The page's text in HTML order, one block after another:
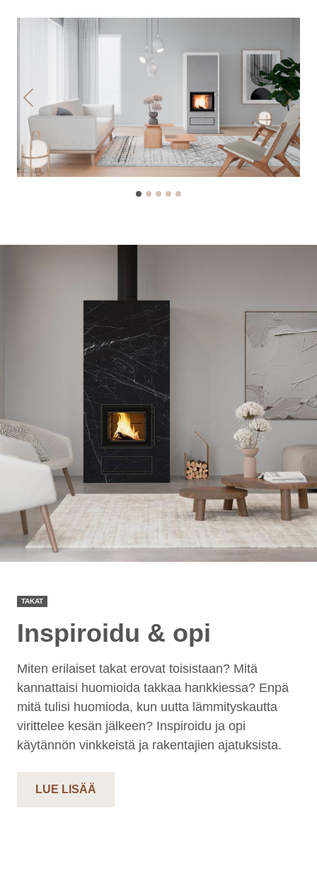
Previous Next
TAKAT
Inspiroidu & opi
Miten erilaiset takat erovat toisistaan? Mitä
kannattaisi huomioida takkaa hankkiessa? Enpä
mitä tulisi huomioda, kun uutta lämmityskautta
virittelee kesän jälkeen? Inspiroidu ja opi
käytännön vinkkeistä ja rakentajien ajatuksista.
LUE LISÄÄ